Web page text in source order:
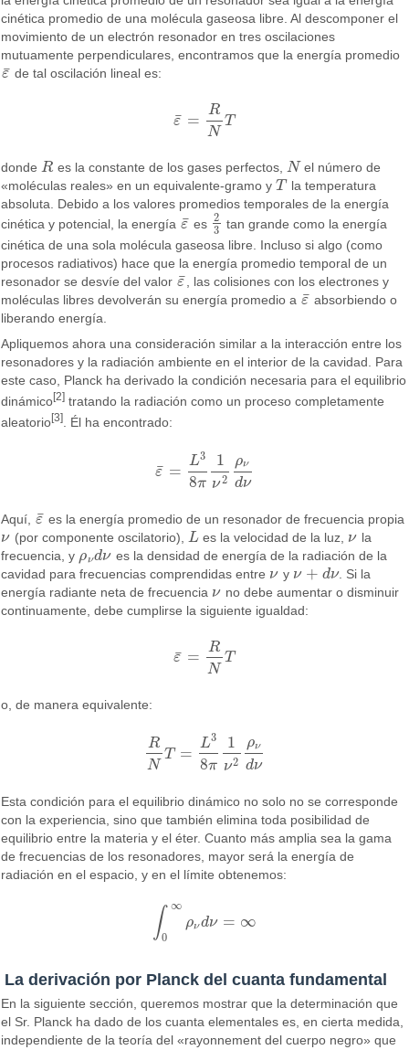
cinética promedio de una molécula gaseosa libre. Al descomponer el
movimiento de un electrón resonador en tres oscilaciones
mutuamente perpendiculares, encontramos que la energía promedio
ε
¯
ε¯ de tal oscilación lineal es:
ε
¯ =
R
N
T
¯= RNT
donde R
R es la constante de los gases perfectos, N
N el número de
«moléculas reales» en un equivalente-gramo yT
T la temperatura
absoluta. Debido a los valores promedios temporales de la energía
cinética y potencial, la energía ε
¯
ε¯ es 2
3
23 tan grande como la energía
cinética de una sola molécula gaseosa libre. Incluso si algo (como
procesos radiativos) hace que la energía promedio temporal de un
resonador se desvíe del valor ε
¯
ε¯ , las colisiones con los electrones y
moléculas libres devolverán su energía promedio a ε
¯
ε¯ absorbiendo o
liberando energía.
Apliquemos ahora una consideración similar a la interacción entre los
resonadores y la radiación ambiente en el interior de la cavidad. Para
este caso, Planck ha derivado la condición necesaria para el equilibrio
dinámico[2] tratando la radiación como un proceso completamente
aleatorio[3] . Él ha encontrado:
ε
¯ =
L3
8π
1
ν2
ρν
dν
ε¯ =L 38π1ν2ρνdν
Aquí, ε
¯
ε¯ es la energía promedio de un resonador de frecuencia propia
ν
ν (por componente oscilatorio), L
L es la velocidad de la luz, ν
ν la
frecuencia, y ρνdν
ρνdν
es la densidad de energía de la radiación de la
cavidad para frecuencias comprendidas entre ν
ν y ν + dν
ν+dν
. Si la
energía radiante neta de frecuencia ν
ν no debe aumentar o disminuir
continuamente, debe cumplirse la siguiente igualdad:
ε
¯ =
R
N
T
ε ¯= RNT
o, de manera equivalente:
R
N
T =
L3
8π
1
ν2
ρν
dν
RNT=L3 8π1 ν2ρ νdν
Esta condición para el equilibrio dinámico no solo no se corresponde
con la experiencia, sino que también elimina toda posibilidad de
equilibrio entre la materia y el éter. Cuanto más amplia sea la gama
de frecuencias de los resonadores, mayor será la energía de
radiación en el espacio, y en el límite obtenemos:
∫ ∞
0
ρνdν = ∞
∞ρνdν =∞
La derivación por Planck del cuanta fundamental
En la siguiente sección, queremos mostrar que la determinación que
el Sr. Planck ha dado de los cuanta elementales es, en cierta medida,
independiente de la teoría del «rayonnement del cuerpo negro» que